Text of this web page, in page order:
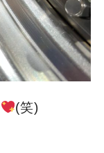
(笑)